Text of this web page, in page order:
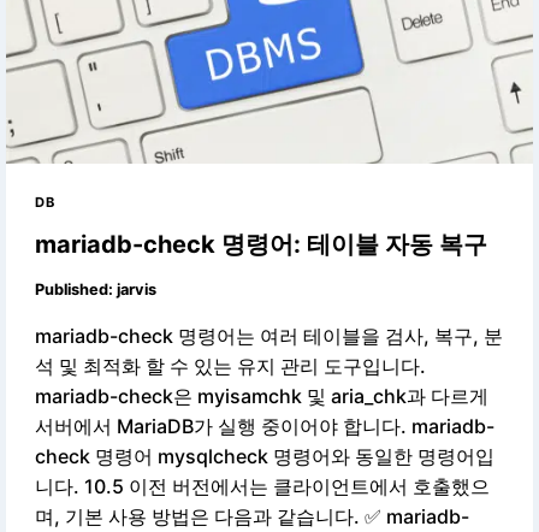
DB
mariadb-check 명령어: 테이블 자동 복구
Published: jarvis
mariadb-check 명령어는 여러 테이블을 검사, 복구, 분
석 및 최적화 할 수 있는 유지 관리 도구입니다.
mariadb-check은 myisamchk 및 aria_chk과 다르게
서버에서 MariaDB가 실행 중이어야 합니다. mariadb-
check 명령어 mysqlcheck 명령어와 동일한 명령어입
니다. 10.5 이전 버전에서는 클라이언트에서 호출했으
며, 기본 사용 방법은 다음과 같습니다. ✅ mariadb-